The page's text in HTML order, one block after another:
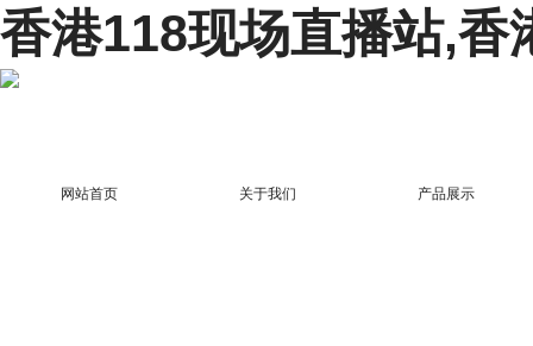
香港118现场直播站,香
网站首页 关于我们 产品展示